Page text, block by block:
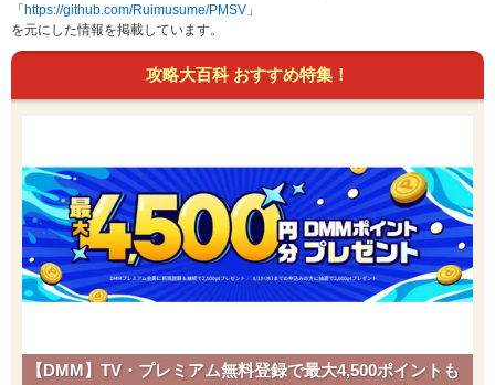
「 https://github.com/Ruimusume/PMSV 」
を元にした情報を掲載しています。
攻略大百科 おすすめ特集！
【DMM】TV・プレミアム無料登録で最大4,500ポイントも